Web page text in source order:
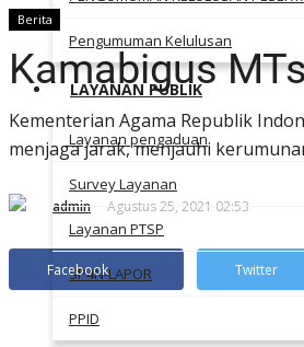
Pengumuman Kelulusan
LAYANAN PUBLIK
Layanan pengaduan
Survey Layanan
Layanan PTSP
SP4N-LAPOR
PPID
Berita
Kamabigus
Kementerian Agama Republik
menjaga jarak, menjauhi
admin Agustus 25, 2021 02:53
Facebook Twitter